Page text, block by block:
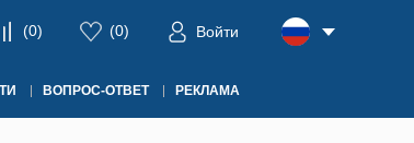
(0) (0) Войти
ВОПРОС-ОТВЕТ РЕКЛАМА